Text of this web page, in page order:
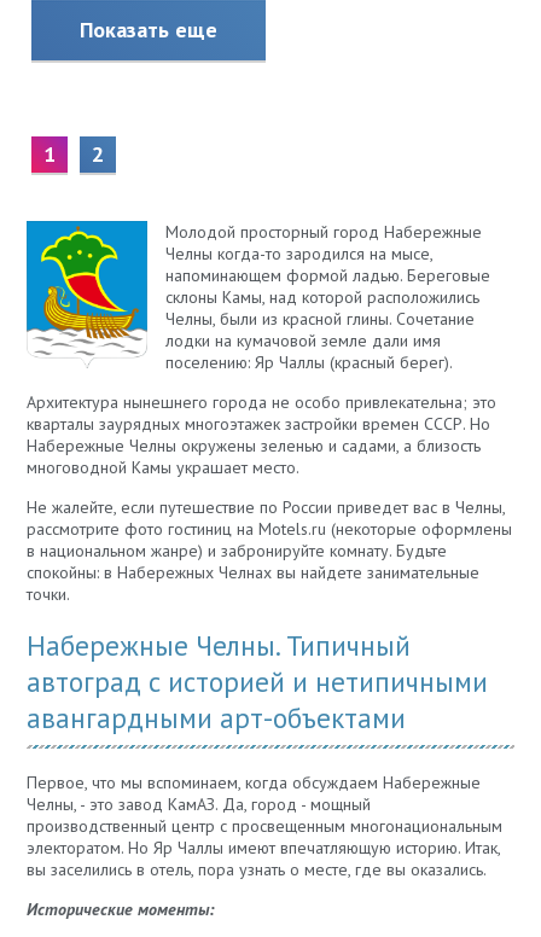
Показать еще
1 2
Молодой просторный город Набережные
Челны когда-то зародился на мысе,
напоминающем формой ладью. Береговые
склоны Камы, над которой расположились
Челны, были из красной глины. Сочетание
лодки на кумачовой земле дали имя
поселению: Яр Чаллы (красный берег).
Архитектура нынешнего города не особо привлекательна; это
кварталы заурядных многоэтажек застройки времен СССР. Но
Набережные Челны окружены зеленью и садами, а близость
многоводной Камы украшает место.
Не жалейте, если путешествие по России приведет вас в Челны,
рассмотрите фото гостиниц на Motels.ru (некоторые оформлены
в национальном жанре) и забронируйте комнату. Будьте
спокойны: в Набережных Челнах вы найдете занимательные
точки.
Набережные Челны. Типичный
автоград с историей и нетипичными
авангардными арт-объектами
Первое, что мы вспоминаем, когда обсуждаем Набережные
Челны, - это завод КамАЗ. Да, город - мощный
производственный центр с просвещенным многонациональным
электоратом. Но Яр Чаллы имеют впечатляющую историю. Итак,
вы заселились в отель, пора узнать о месте, где вы оказались.
Исторические моменты: